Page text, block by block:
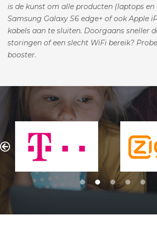
is de kunst om alle producten (laptops en
Samsung Galaxy S6 edge+ of ook Apple
kabels aan te sluiten. Doorgaans sneller
storingen of een slecht WiFi bereik?
booster.